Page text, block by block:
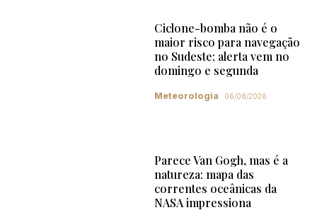
Ciclone-bomba não é o
maior risco para navegação
no Sudeste; alerta vem no
domingo e segunda
Meteorologia 06/08/2026
Parece Van Gogh, mas é a
natureza: mapa das
correntes oceânicas da
NASA impressiona